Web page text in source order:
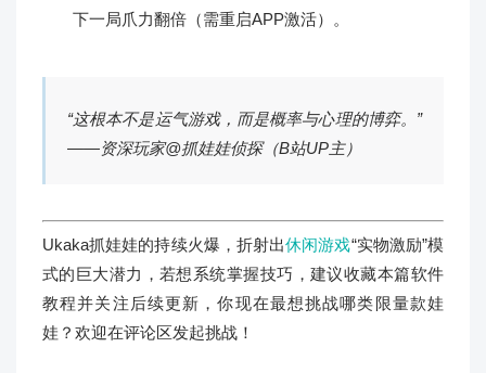
下一局爪力翻倍（需重启APP激活）。
“这根本不是运气游戏，而是概率与心理的博弈。”
——资深玩家@抓娃娃侦探（B站UP主）
Ukaka抓娃娃的持续火爆，折射出休闲游戏“实物激励”模
式的巨大潜力，若想系统掌握技巧，建议收藏本篇软件
教程并关注后续更新，你现在最想挑战哪类限量款娃
娃？欢迎在评论区发起挑战！